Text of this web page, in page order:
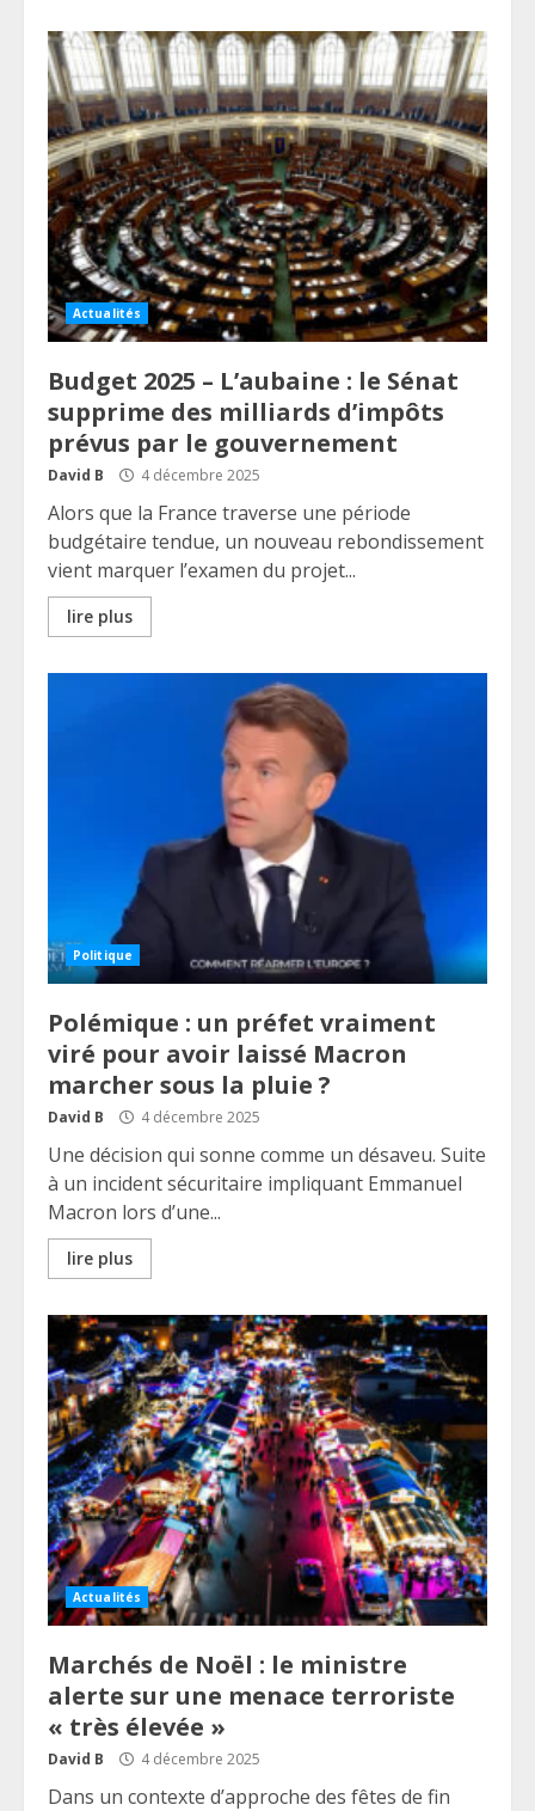
Actualités
Budget 2025 – L’aubaine : le Sénat
supprime des milliards d’impôts
prévus par le gouvernement
David B 4 décembre 2025
Alors que la France traverse une période
budgétaire tendue, un nouveau rebondissement
vient marquer l’examen du projet...
lire plus
Politique
Polémique : un préfet vraiment
viré pour avoir laissé Macron
marcher sous la pluie ?
David B 4 décembre 2025
Une décision qui sonne comme un désaveu. Suite
à un incident sécuritaire impliquant Emmanuel
Macron lors d’une...
lire plus
Actualités
Marchés de Noël : le ministre
alerte sur une menace terroriste
« très élevée »
David B 4 décembre 2025
Dans un contexte d’approche des fêtes de fin